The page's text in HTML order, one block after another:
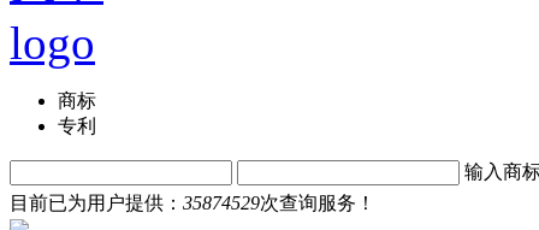
商标
专利
输入商
目前已为用户提供： 35874529次查询服务！